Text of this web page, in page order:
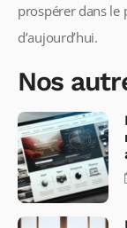
prospérer dans le
d’aujourd’hui.
Nos